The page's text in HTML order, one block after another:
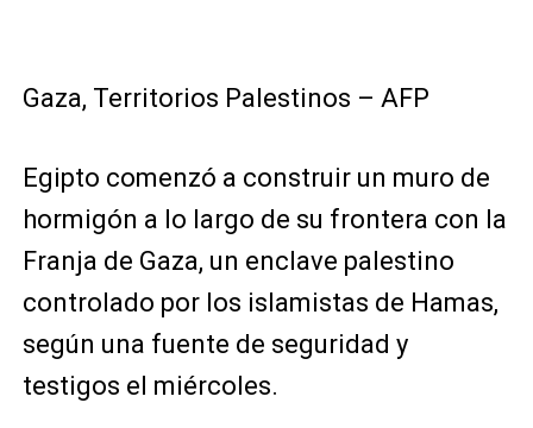
Gaza, Territorios Palestinos – AFP
Egipto comenzó a construir un muro de
hormigón a lo largo de su frontera con la
Franja de Gaza, un enclave palestino
controlado por los islamistas de Hamas,
según una fuente de seguridad y
testigos el miércoles.